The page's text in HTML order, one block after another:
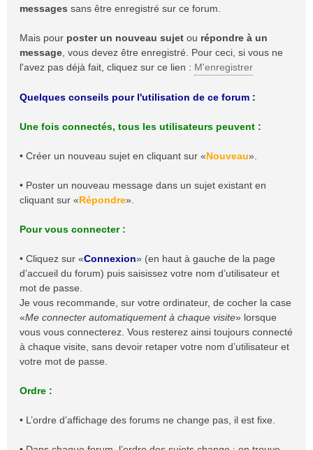
e
messages sans être enregistré sur ce forum.
Mais pour poster un nouveau sujet ou répondre à un
message , vous devez être enregistré. Pour ceci, si vous ne
l'avez pas déjà fait, cliquez sur ce lien : M'enregistrer
Quelques conseils pour l'utilisation de ce forum :
Une fois connectés, tous les utilisateurs peuvent :
• Créer un nouveau sujet en cliquant sur «Nouveau».
• Poster un nouveau message dans un sujet existant en
cliquant sur «Répondre».
Pour vous connecter :
• Cliquez sur «Connexion» (en haut à gauche de la page
d’accueil du forum) puis saisissez votre nom d’utilisateur et
mot de passe.
Je vous recommande, sur votre ordinateur, de cocher la case
«Me connecter automatiquement à chaque visite» lorsque
vous vous connecterez. Vous resterez ainsi toujours connecté
à chaque visite, sans devoir retaper votre nom d’utilisateur et
votre mot de passe.
Ordre :
• L’ordre d’affichage des forums ne change pas, il est fixe.